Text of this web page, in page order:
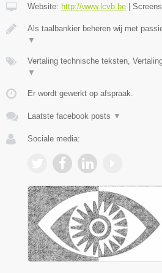
Website: http://www.lcvb.be
Als taalbankier beheren wij met
▼
Vertaling technische teksten,
▼
Er wordt gewerkt op afspraak.
Laatste facebook posts ▼
Sociale media: